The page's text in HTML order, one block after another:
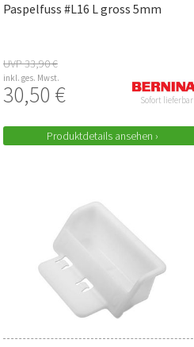
Paspelfuss #L16 L gross 5mm
UVP 33,90 €
inkl. ges. Mwst.
30,50 € Sofort lieferbar
Produktdetails ansehen ›